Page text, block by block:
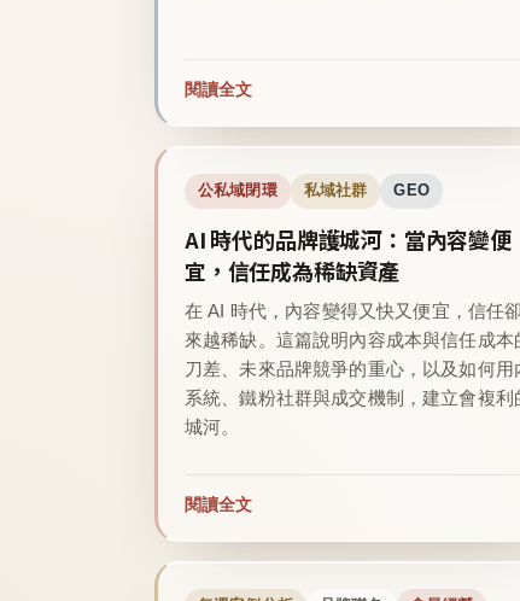
閱讀全文
公私域閉環 私域社群 GEO
AI 時代的品牌護城河：當內容變便
宜，信任成為稀缺資產
在 AI 時代，內容變得又快又便宜，信任
來越稀缺。這篇說明內容成本與信任成本
刀差、未來品牌競爭的重心，以及如何用
系統、鐵粉社群與成交機制，建立會複利
城河。
閱讀全文